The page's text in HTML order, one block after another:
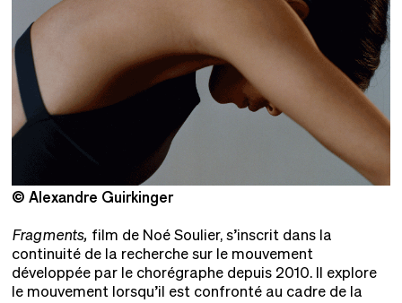
© Alexandre Guirkinger
Fragments, film de Noé Soulier, s’inscrit dans la
continuité de la recherche sur le mouvement
développée par le chorégraphe depuis 2010. Il explore
le mouvement lorsqu’il est confronté au cadre de la